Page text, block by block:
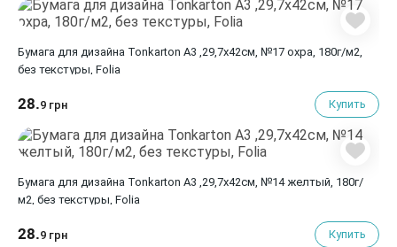
Бумага для дизайна Tonkarton А3 ,29,7х42см, №17 охра, 180г/м2,
без текстуры, Folia
28.9 грн Купить
Бумага для дизайна Tonkarton А3 ,29,7х42см, №14 желтый, 180г/
м2, без текстуры, Folia
28.9 грн Купить